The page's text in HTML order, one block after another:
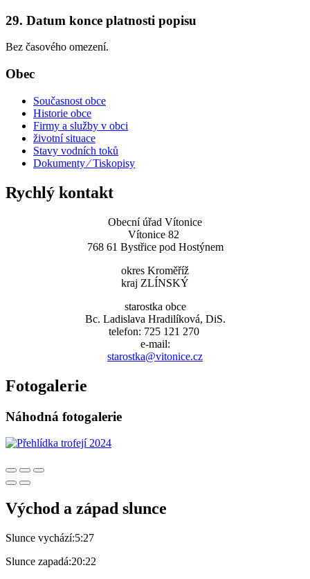
29. Datum konce platnosti popisu
Bez časového omezení.
Obec
Současnost obce
Historie obce
Firmy a služby v obci
životní situace
Stavy vodních toků
Dokumenty ⁄ Tiskopisy
Rychlý kontakt
Obecní úřad Vítonice
Vítonice 82
768 61 Bystřice pod Hostýnem
okres Kroměříž
kraj ZLÍNSKÝ
starostka obce
Bc. Ladislava Hradilíková, DiS.
telefon: 725 121 270
e-mail:
starostka@vitonice.cz
Fotogalerie
Náhodná fotogalerie
Východ a západ slunce
Slunce vychází:5:27
Slunce zapadá:20:22